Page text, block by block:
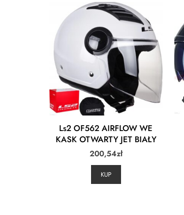
Ls2 OF562 AIRFLOW WE
KASK OTWARTY JET BIAŁY
200,54zł
KUP